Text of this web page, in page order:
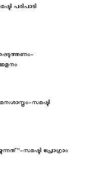
പരിപാടി
സമഷ്ടി
സമഷ്ടി പ്രോഗ്രാം